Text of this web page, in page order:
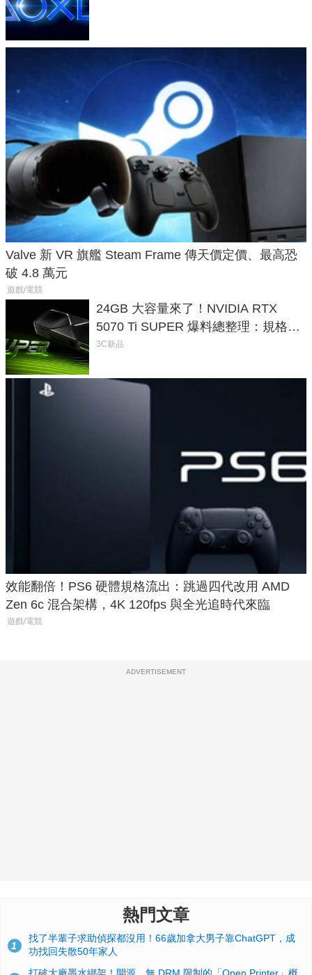
Valve 新 VR 旗艦 Steam Frame 傳天價定價、最高恐
破 4.8 萬元
遊戲/電競
24GB 大容量來了！NVIDIA RTX
5070 Ti SUPER 爆料總整理：規格、
功耗、上市時間
3C新品
效能翻倍！PS6 硬體規格流出：跳過四代改用 AMD
Zen 6c 混合架構，4K 120fps 與全光追時代來臨
遊戲/電競
ADVERTISEMENT
熱門文章
1
找了半輩子求助偵探都沒用！66歲加拿大男子靠ChatGPT，成
功找回失散50年家人
打破大廠墨水綁架！開源、無 DRM 限制的「Open Printer」概